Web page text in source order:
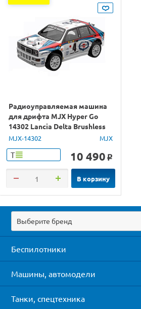
Радиоуправляемая машина
для дрифта MJX Hyper Go
14302 Lancia Delta Brushless
4WD 2.4G LED 1/14 RTR
MJX-14302 MJX
Т 10 490 o
В корзину
Выберите бренд
Беспилотники
Машины, автомодели
Танки, спецтехника